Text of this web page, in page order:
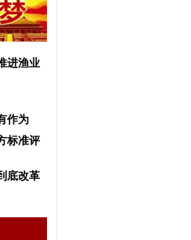
进渔业
作为
标准评
底改革